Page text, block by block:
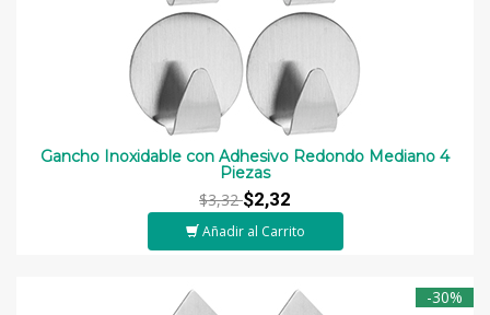
Gancho Inoxidable con Adhesivo Redondo Mediano 4
Piezas
$3,32$2,32
Añadir al Carrito
-30%